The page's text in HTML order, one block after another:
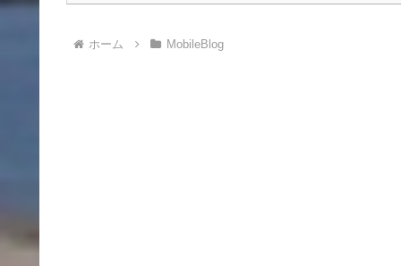
ホーム MobileBlog